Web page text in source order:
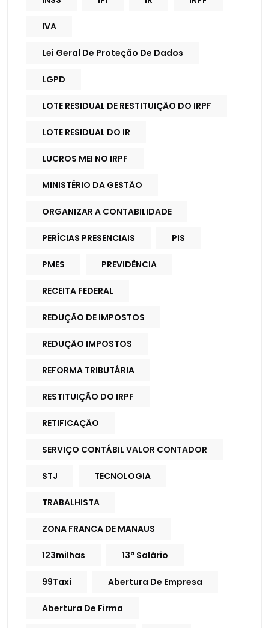
IVA
Lei Geral De Proteção De Dados
LGPD
LOTE RESIDUAL DE RESTITUIÇÃO DO IRPF
LOTE RESIDUAL DO IR
LUCROS MEI NO IRPF
MINISTÉRIO DA GESTÃO
ORGANIZAR A CONTABILIDADE
PERÍCIAS PRESENCIAIS PIS
PMES PREVIDÊNCIA
RECEITA FEDERAL
REDUÇÃO DE IMPOSTOS
REDUÇÃO IMPOSTOS
REFORMA TRIBUTÁRIA
RESTITUIÇÃO DO IRPF
RETIFICAÇÃO
SERVIÇO CONTÁBIL VALOR CONTADOR
STJ TECNOLOGIA
TRABALHISTA
ZONA FRANCA DE MANAUS
123milhas 13ª Salário
99Taxi Abertura De Empresa
Abertura De Firma